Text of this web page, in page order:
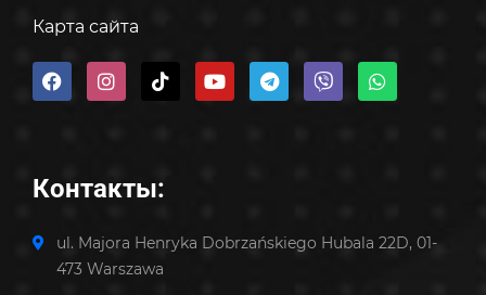
Карта сайта
Контакты:
ul. Majora Henryka Dobrzańskiego Hubala 22D, 01-
473 Warszawa